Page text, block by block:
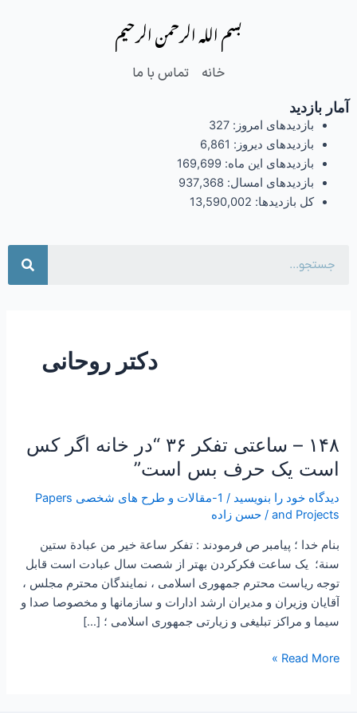
بسم الله الرحمن الرحیم
خانه تماس با ما
آمار بازدید
بازدیدهای امروز: 327
بازدیدهای دیروز: 6,861
بازدیدهای این ماه: 169,699
بازدیدهای امسال: 937,368
کل بازدیدها: 13,590,002
دکتر روحانی
۱۴۸ – ساعتی تفکر ۳۶ “در خانه اگر کس
است یک حرف بس است”
دیدگاه‌ خود را بنویسید /
1-مقالات و طرح های شخصی Papers
and Projects
/حسن زاده
بنام خدا ؛ پیامبر ص فرمودند : تفكر ساعة خير من عبادة ستين
سنة؛ یک ساعت فکرکردن بهتر از شصت سال عبادت است قابل
توجه ریاست محترم جمهوری اسلامی ، نمایندگان محترم مجلس ،
آقایان وزیران و مدیران ارشد ادارات و سازمانها و مخصوصا صدا و
سیما و مراکز تبلیغی و زیارتی جمهوری اسلامی ؛ […]
۱۴۸
–
ساعتی
تفکر
۳۶
“در
خانه
کس
است
حرف
Read More »